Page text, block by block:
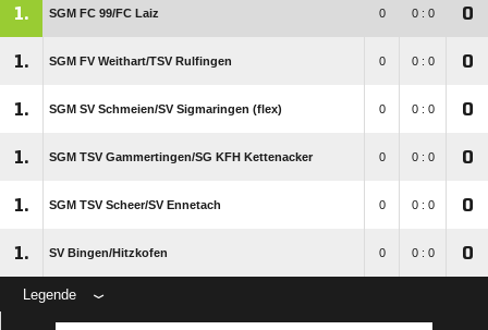
1. SGM FC 99/​FC Laiz 0 0 : 0 0
1. SGM FV Weithart/​TSV Rulfingen 0 0 : 0 0
1. SGM SV Schmeien/​SV Sigmaringen (flex) 0 0 : 0 0
1. SGM TSV Gammertingen/​SG KFH Kettenacker 0 0 : 0 0
1. SGM TSV Scheer/​SV Ennetach 0 0 : 0 0
1. SV Bingen/​Hitzkofen 0 0 : 0 0
Legende